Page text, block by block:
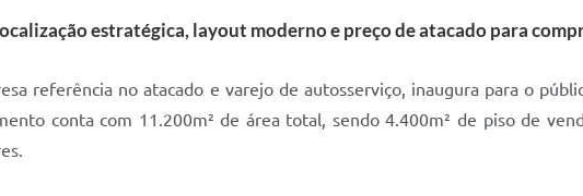
estratégica, layout moderno e preço de atacado para
referência no atacado e varejo de autosserviço, inaugura para o
conta com 11.200m² de área total, sendo 4.400m² de piso de